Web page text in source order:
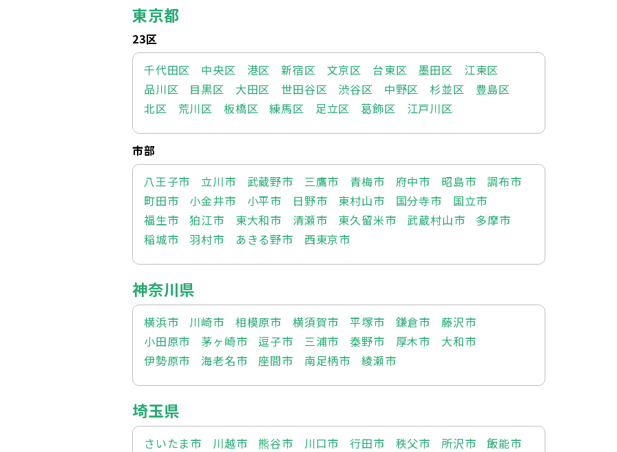
東京都
23区
千代田区
中央区 港区 新宿区 文京区 台東区 墨田区
江東区
品川区
目黒区 大田区 世田谷区 渋谷区 中野区 杉並区
豊島区
北区
荒川区 板橋区 練馬区 足立区 葛飾区 江戸川区
市部
八王子市
立川市 武蔵野市 三鷹市 青梅市 府中市 昭島市
調布市
町田市
小金井市 小平市 日野市 東村山市 国分寺市
国立市
福生市
狛江市 東大和市 清瀬市 東久留米市 武蔵村山市
多摩市
稲城市
羽村市 あきる野市 西東京市
神奈川県
横浜市 川崎市 相模原市 横須賀市 平塚市 鎌倉市
藤沢市
小田原市
茅ヶ崎市 逗子市 三浦市 秦野市 厚木市
大和市
伊勢原市
海老名市 座間市 南足柄市 綾瀬市
埼玉県
さいたま市 川越市 熊谷市 川口市 行田市 秩父市 所沢市
飯能市